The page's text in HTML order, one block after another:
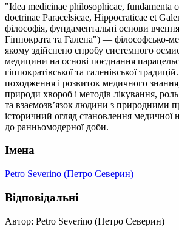
"Idea medicinae philosophicae, fundamenta
doctrinae Paracelsicae, Hippocraticae et
філософія, фундаментальні основи
Гіппократа та Галена") — філософсько-
якому здійснено спробу системного
медицини на основі поєднання
гіппократівської та галенівської
походження і розвиток медичного
природи хвороб і методів лікування,
та взаємозв’язок людини з природними
історичний огляд становлення медичної
до ранньомодерної доби.
Імена
Petro Severino (Петро Северин)
Відповідальні
Автор: Petro Severino (Петро Северин)